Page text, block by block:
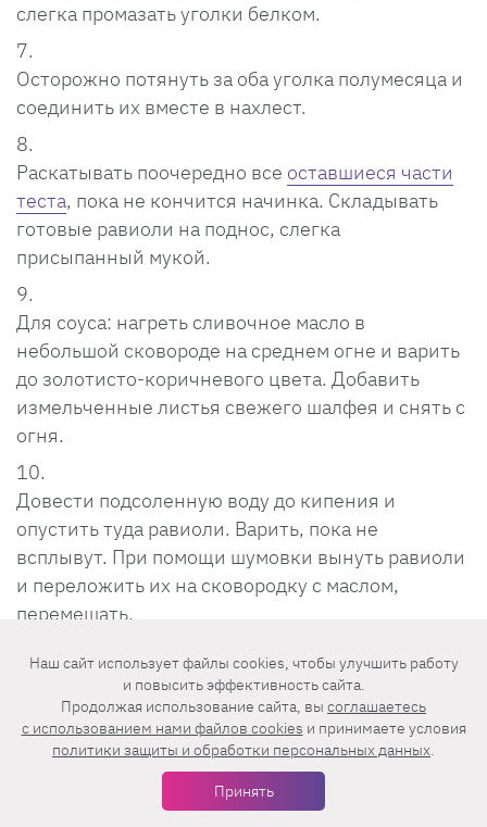
слегка промазать уголки белком.
Осторожно потянуть за оба уголка полумесяца и
соединить их вместе в нахлест.
Раскатывать поочередно все оставшиеся части
теста, пока не кончится начинка. Складывать
готовые равиоли на поднос, слегка
присыпанный мукой.
Для соуса: нагреть сливочное масло в
небольшой сковороде на среднем огне и варить
до золотисто-коричневого цвета. Добавить
измельченные листья свежего шалфея и снять с
огня.
Довести подсоленную воду до кипения и
опустить туда равиоли. Варить, пока не
всплывут. При помощи шумовки вынуть равиоли
и переложить их на сковородку с маслом,
перемешать.
Подавать горячими с небольшим количеством
масла, по желанию слегка посыпав тертым
пармезаном и молотым перцем.
4. Тыквенный чизкейк в
Наш сайт использует файлы cookies, чтобы улучшить работу
и повысить эффективность сайта.
Продолжая использование сайта, вы соглашаетесь
c использованием нами файлов cookies и принимаете условия
политики защиты и обработки персональных данных.
Принять